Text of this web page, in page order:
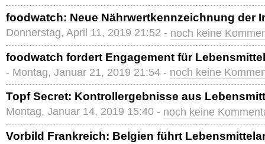
foodwatch: Neue Nährwertkennzeichnung der
Donnerstag, April 11, 2019 21:52 - noch keine
foodwatch fordert Engagement für
- Montag, Januar 21, 2019 21:54 - noch keine
Topf Secret: Kontrollergebnisse aus
Montag, Januar 14, 2019 15:40 - noch keine
Vorbild Frankreich: Belgien führt